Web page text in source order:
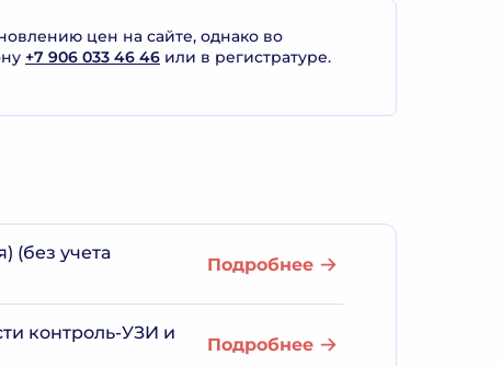
цен на сайте, однако во
+7 906 033 46 46 или в регистратуре.
(без учета
Подробнее
контроль-УЗИ и
Подробнее